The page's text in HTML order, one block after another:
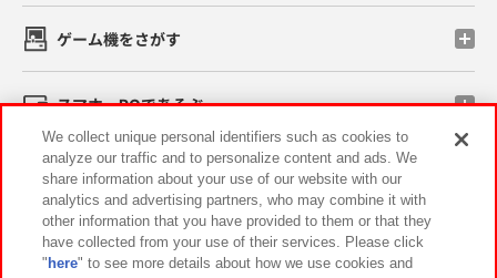
ゲーム機をさがす
スマホ・PCであそぶ
イベント・キャンペーン
We collect unique personal identifiers such as cookies to
analyze our traffic and to personalize content and ads. We
share information about your use of our website with our
analytics and advertising partners, who may combine it with
other information that you have provided to them or that they
have collected from your use of their services. Please click
" here" to see more details about how we use cookies and